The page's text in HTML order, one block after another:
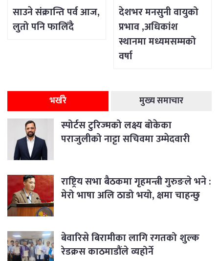
साउने संक्रान्ति पर्व आज,
लुतो पनि फालिँदै
देशभर मनसुनी वायुको
प्रभाव ,अधिकांश
स्थानमा मध्यमसम्मको
वर्षा
भर्खरै मुख्य समाचार
स्पोर्टस टुरिज्मको लक्ष्य बोकेका
पराजुलीको नाट्टा सचिवमा उम्मेदवारी
राष्ट्रिय सभा बैठकमा गृहमन्त्री गुरुङले भने :
मेरो भाषा अलि ठाडो भयो, क्षमा चाहन्छु
बेवारिसे बिरामीका लागि रगतको शुल्क
रेडक्रस काठमाडौंले व्यहोर्ने